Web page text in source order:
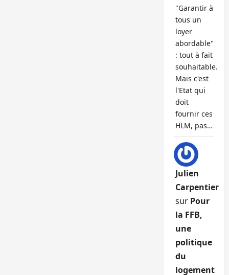
"Garantir à
tous un
loyer
abordable"
: tout à fait
souhaitable.
Mais c'est
l'Etat qui
doit
fournir ces
HLM, pas…
Julien
Carpentier
sur Pour
la FFB,
une
politique
du
logement